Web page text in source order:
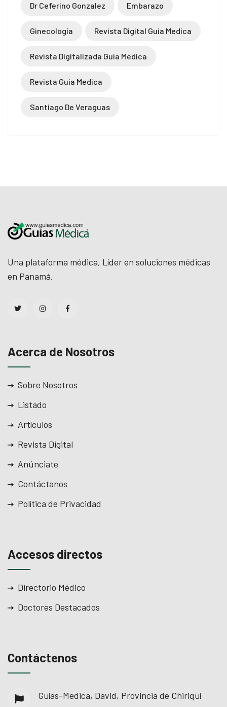
Dr Ceferino Gonzalez Embarazo
Ginecología Revista Digital Guia Medica
Revista Digitalizada Guia Medica
Revista Guia Medica
Santiago De Veraguas
Una plataforma médica, Líder en soluciones médicas
en Panamá.
Acerca de Nosotros
Sobre Nosotros
Listado
Artículos
Revista Digital
Anúnciate
Contáctanos
Política de Privacidad
Accesos directos
Directorio Médico
Doctores Destacados
Contáctenos
Guías-Medica, David, Provincia de Chiriquí